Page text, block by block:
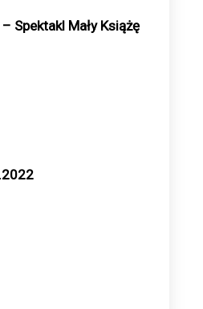
Spektakl Mały Książę